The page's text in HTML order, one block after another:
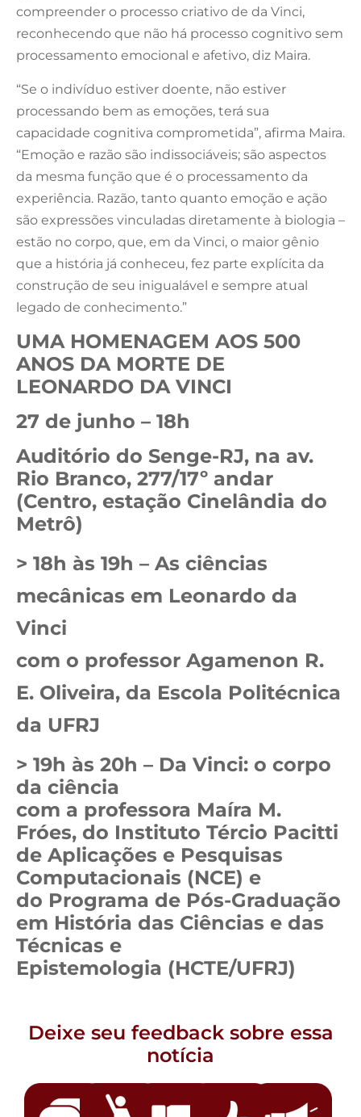
compreender o processo criativo de da Vinci,
reconhecendo que não há processo cognitivo sem
processamento emocional e afetivo, diz Maira.
“Se o indivíduo estiver doente, não estiver
processando bem as emoções, terá sua
capacidade cognitiva comprometida”, afirma Maira.
“Emoção e razão são indissociáveis; são aspectos
da mesma função que é o processamento da
experiência. Razão, tanto quanto emoção e ação
são expressões vinculadas diretamente à biologia –
estão no corpo, que, em da Vinci, o maior gênio
que a história já conheceu, fez parte explícita da
construção de seu inigualável e sempre atual
legado de conhecimento.”
UMA HOMENAGEM AOS 500
ANOS DA MORTE DE
LEONARDO DA VINCI
27 de junho – 18h
Auditório do Senge-RJ, na av.
Rio Branco, 277/17º andar
(Centro, estação Cinelândia do
Metrô)
> 18h às 19h – As ciências
mecânicas em Leonardo da
Vinci
com o professor Agamenon R.
E. Oliveira, da Escola Politécnica
da UFRJ
> 19h às 20h – Da Vinci: o corpo
da ciência
com a professora Maíra M.
Fróes, do Instituto Tércio Pacitti
de Aplicações e Pesquisas
Computacionais (NCE) e
do Programa de Pós-Graduação
em História das Ciências e das
Técnicas e
Epistemologia (HCTE/UFRJ)
Deixe seu feedback sobre essa
notícia